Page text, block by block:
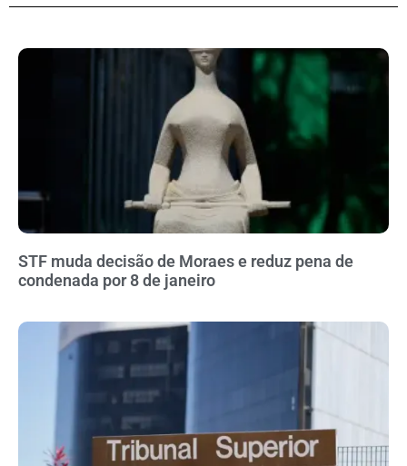
STF muda decisão de Moraes e reduz pena de
condenada por 8 de janeiro